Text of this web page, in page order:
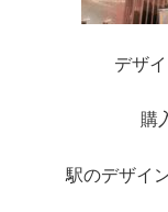
デザ
購
駅のデザイ